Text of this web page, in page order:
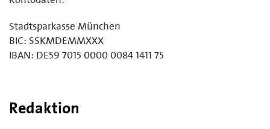
Stadtsparkasse München
BIC: SSKMDEMMXXX
IBAN: DE59 7015 0000 0084 1411 75
Redaktion